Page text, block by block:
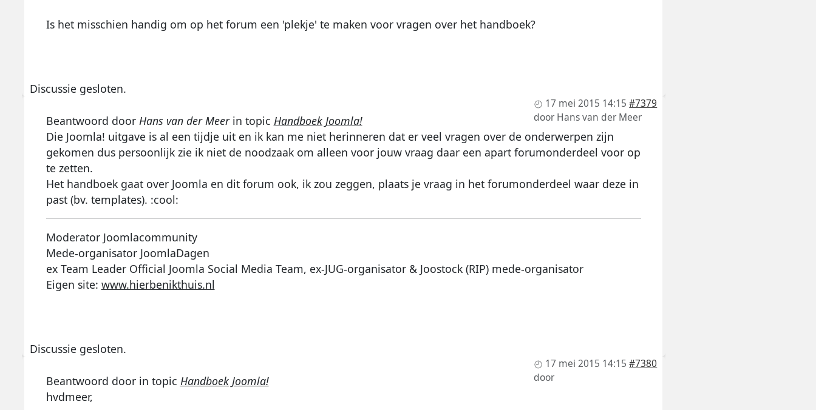
Is het misschien handig om op het forum een 'plekje' te maken voor vragen over het handboek?
Discussie gesloten.
17 mei 2015 14:15 #7379
door Hans van der Meer
Beantwoord door Hans van der Meerin topic Handboek Joomla!
Die Joomla! uitgave is al een tijdje uit en ik kan me niet herinneren dat er veel vragen over de onderwerpen zijn
gekomen dus persoonlijk zie ik niet de noodzaak om alleen voor jouw vraag daar een apart forumonderdeel voor op
te zetten.
Het handboek gaat over Joomla en dit forum ook, ik zou zeggen, plaats je vraag in het forumonderdeel waar deze in
past (bv. templates). :cool:
Moderator Joomlacommunity
Mede-organisator JoomlaDagen
ex Team Leader Official Joomla Social Media Team, ex-JUG-organisator & Joostock (RIP) mede-organisator
Eigen site: www.hierbenikthuis.nl
Discussie gesloten.
17 mei 2015 14:15 #7380
door
Beantwoord door in topic Handboek Joomla!
hvdmeer,